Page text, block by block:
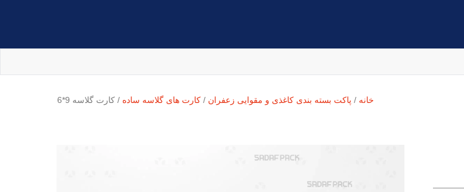
خانه / پاکت بسته بندی کاغذی و مقوایی زعفران / کارت های گلاسه ساده / کارت گلاسه 9*6